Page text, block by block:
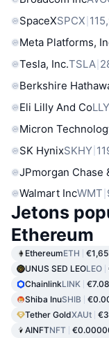
SpaceXSPCX
Meta Platforms,
Tesla, Inc.TSLA
Berkshire
Eli Lilly And CoLLY
Micron
SK HynixSKHY
JPmorgan Chase
Walmart IncWMT
Jetons
Ethereum
EthereumETH
UNUS SED LEOLEO
ChainlinkLINK €7.08
Shiba InuSHIB
Tether GoldXAUt
AINFTNFT